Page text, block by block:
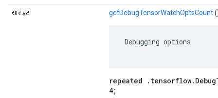
सार इंट getDebugTensorWatchOptsCount
Debugging options
repeated
4;